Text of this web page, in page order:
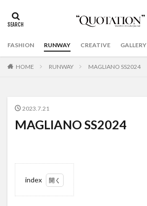
FASHION RUNWAY CREATIVE GALLERY
HOME RUNWAY MAGLIANO SS2024
2023.7.21
MAGLIANO SS2024
index
1